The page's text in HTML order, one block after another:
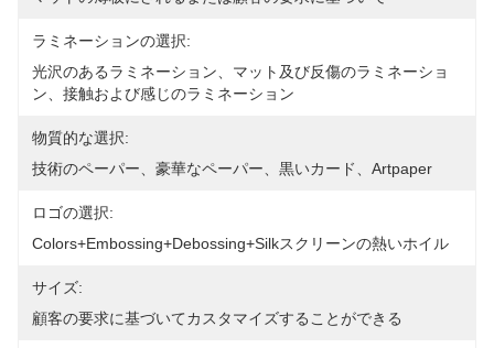
ラミネーションの選択:
光沢のあるラミネーション、マット及び反傷のラミネーショ
ン、接触および感じのラミネーション
物質的な選択:
技術のペーパー、豪華なペーパー、黒いカード、artpaper
ロゴの選択:
Colors+embossing+debossing+silkスクリーンの熱いホイル
サイズ:
顧客の要求に基づいてカスタマイズすることができる